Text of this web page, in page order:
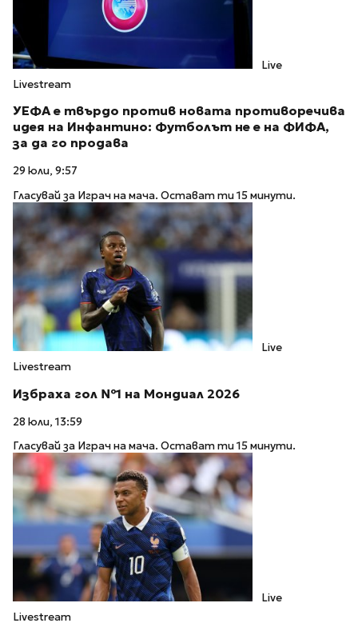
Live
Livestream
УЕФА е твърдо против новата противоречива
идея на Инфантино: Футболът не е на ФИФА,
за да го продава
29 юли, 9:57
Гласувай за Играч на мача. Остават ти 15 минути.
Live
Livestream
Избраха гол №1 на Мондиал 2026
28 юли, 13:59
Гласувай за Играч на мача. Остават ти 15 минути.
Live
Livestream